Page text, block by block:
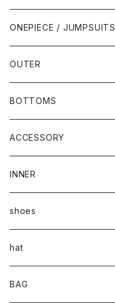
ONEPIECE / JUMPSUITS
OUTER
BOTTOMS
ACCESSORY
INNER
shoes
hat
BAG